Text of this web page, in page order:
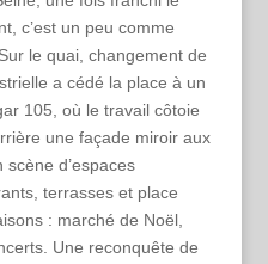
c’est un peu comme
le quai, changement de
a cédé la place à un
105, où le travail côtoie
une façade miroir aux
d’espaces
terrasses et place
: marché de Noël,
Une reconquête de